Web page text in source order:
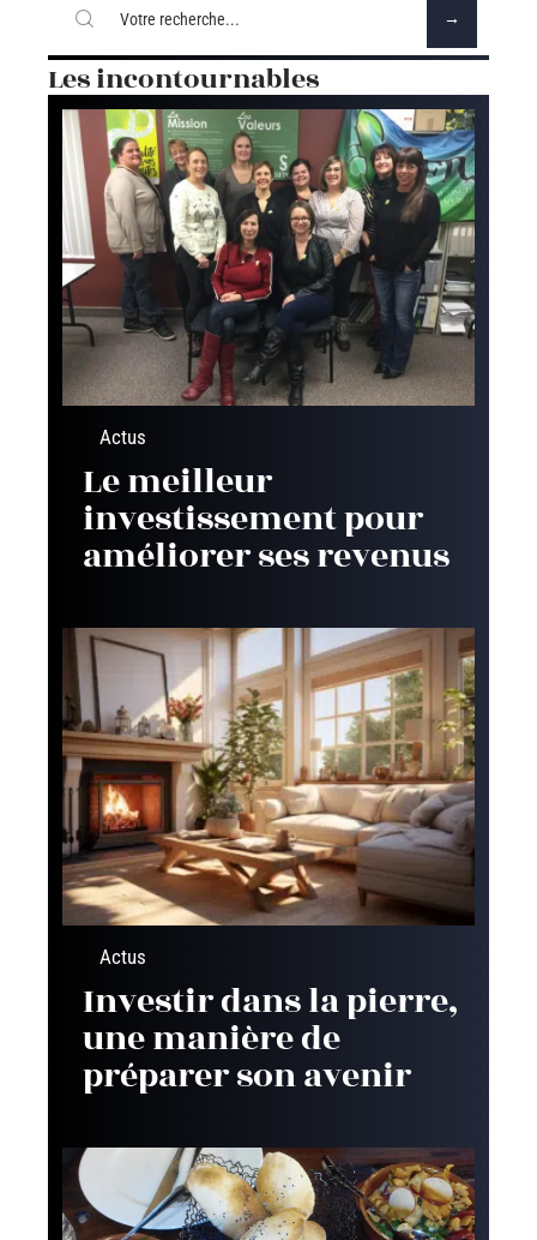
Les incontournables
Actus
Le meilleur
investissement pour
améliorer ses revenus
Actus
Investir dans la pierre,
une manière de
préparer son avenir